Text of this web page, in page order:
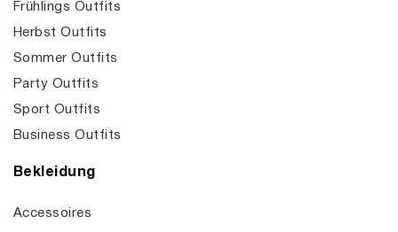
Frühlings Outfits
Herbst Outfits
Sommer Outfits
Party Outfits
Sport Outfits
Business Outfits
Bekleidung
Accessoires